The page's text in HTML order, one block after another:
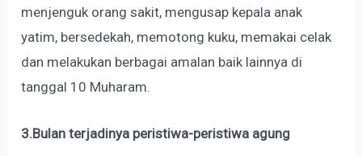
menjenguk orang sakit, mengusap kepala anak
yatim, bersedekah, memotong kuku, memakai celak
dan melakukan berbagai amalan baik lainnya di
tanggal 10 Muharam.
3.Bulan terjadinya peristiwa-peristiwa agung